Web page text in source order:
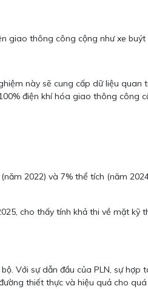
giao thông công cộng như xe buýt
này sẽ cung cấp dữ liệu quan
điện khí hóa giao thông công
2022) và 7% thể tích (năm
cho thấy tính khả thi về mặt kỹ
Với sự dẫn đầu của PLN, sự hợp
thiết thực và hiệu quả cho